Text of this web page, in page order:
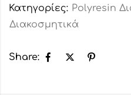
Κατηγορίες: Polyresin
Διακοσμητικά
Share: